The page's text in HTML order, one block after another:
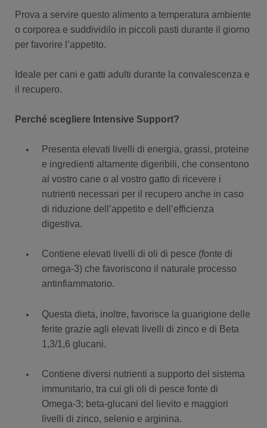
Prova a servire questo alimento a temperatura ambiente
o corporea e suddividilo in piccoli pasti durante il giorno
per favorire l’appetito.
Ideale per cani e gatti adulti durante la convalescenza e
il recupero.
Perché scegliere Intensive Support?
Presenta elevati livelli di energia, grassi, proteine
e ingredienti altamente digeribili, che consentono
al vostro cane o al vostro gatto di ricevere i
nutrienti necessari per il recupero anche in caso
di riduzione dell’appetito e dell’efficienza
digestiva.
Contiene elevati livelli di oli di pesce (fonte di
omega-3) che favoriscono il naturale processo
antinfiammatorio.
Questa dieta, inoltre, favorisce la guarigione delle
ferite grazie agli elevati livelli di zinco e di Beta
1,3/1,6 glucani.
Contiene diversi nutrienti a supporto del sistema
immunitario, tra cui gli oli di pesce fonte di
Omega-3; beta-glucani del lievito e maggiori
livelli di zinco, selenio e arginina.